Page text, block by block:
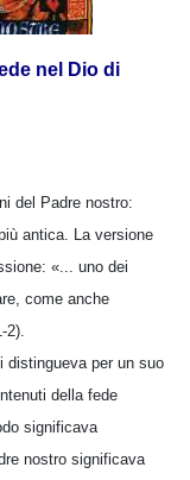
nel Dio di
del Padre nostro:
antica. La versione
«... uno dei
come anche
distingueva per un suo
della fede
significava
nostro significava